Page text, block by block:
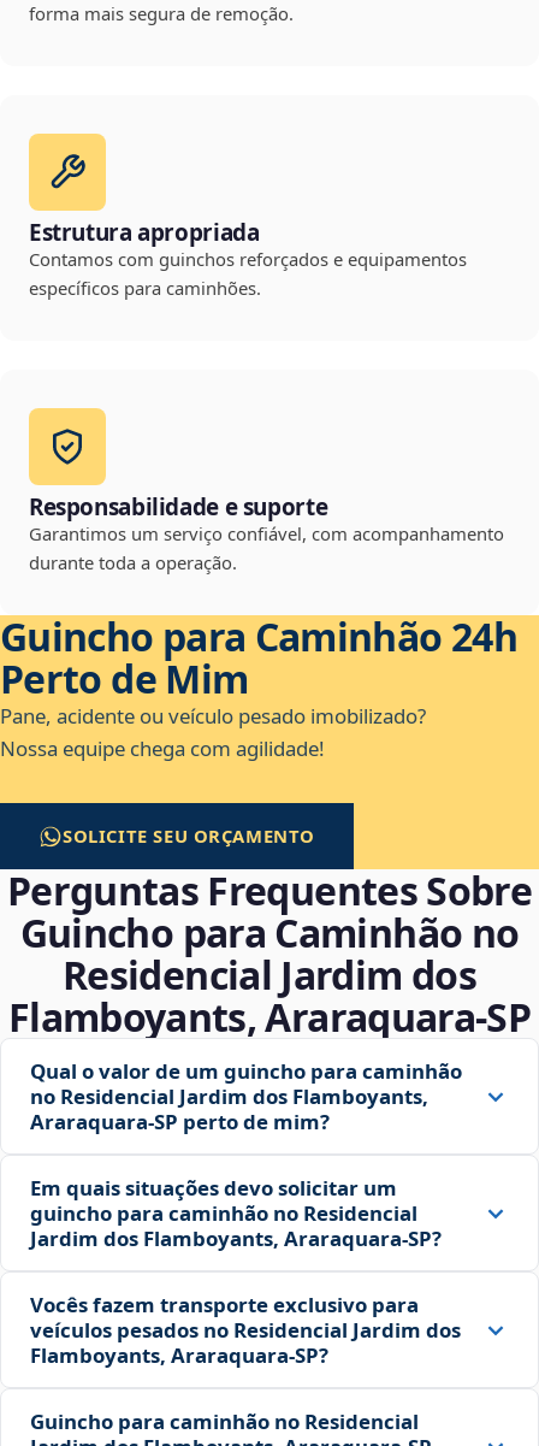
forma mais segura de remoção.
Estrutura apropriada
Contamos com guinchos reforçados e equipamentos
específicos para caminhões.
Responsabilidade e suporte
Garantimos um serviço confiável, com acompanhamento
durante toda a operação.
Guincho para Caminhão 24h
Perto de Mim
Pane, acidente ou veículo pesado imobilizado?
Nossa equipe chega com agilidade!
SOLICITE SEU ORÇAMENTO
Perguntas Frequentes Sobre
Guincho para Caminhão no
Residencial Jardim dos
Flamboyants, Araraquara‑SP
Qual o valor de um guincho para caminhão
no Residencial Jardim dos Flamboyants,
Araraquara‑SP perto de mim?
Em quais situações devo solicitar um
guincho para caminhão no Residencial
Jardim dos Flamboyants, Araraquara‑SP?
Vocês fazem transporte exclusivo para
veículos pesados no Residencial Jardim dos
Flamboyants, Araraquara‑SP?
Guincho para caminhão no Residencial